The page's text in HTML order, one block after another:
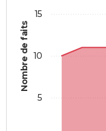
Nombre de faits
5
10
15